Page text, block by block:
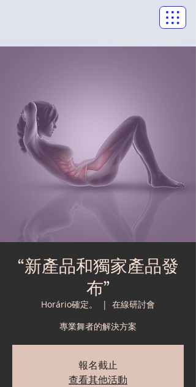
“新產品和獨家產品發
布”
Horário確定。
  |
在線研討會
專業舞者的解決方案
報名截止
查看其他活動